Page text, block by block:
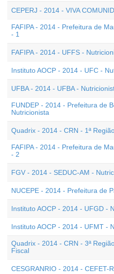
CEPERJ - 2014 - VIVA
FAFIPA - 2014 - Prefeitura de
- 1
FAFIPA - 2014 - UFFS -
Instituto AOCP - 2014 - UFC -
UFBA - 2014 - UFBA -
FUNDEP - 2014 - Prefeitura de
Nutricionista
Quadrix - 2014 - CRN - 1ª
FAFIPA - 2014 - Prefeitura de
- 2
FGV - 2014 - SEDUC-AM -
NUCEPE - 2014 - Prefeitura de
Instituto AOCP - 2014 - UFGD -
Instituto AOCP - 2014 - UFMT -
Quadrix - 2014 - CRN - 3ª
Fiscal
CESGRANRIO - 2014 - CEFET-